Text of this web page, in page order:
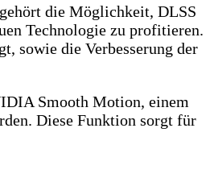
die Möglichkeit, DLSS
Technologie zu profitieren.
sowie die Verbesserung der
Smooth Motion, einem
Diese Funktion sorgt für